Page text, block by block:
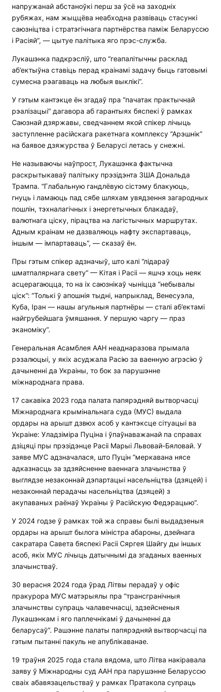
напружанай абстаноўкі перш за ўсё на заходніх
рубяжах, нам жыццёва неабходна развіваць стасункі
саюзніцтва і стратэгічнага партнёрства паміж Беларуссю
і Расіяй”, — цытуе палітыка яго прэс-служба.
Лукашэнка падкрэсліў, што “геапалітычны расклад
аб’ектыўна ставіць перад краінамі задачу быць гатовымі
сумесна рэагаваць на любыя выклікі”.
У гэтым кантэкце ён згадаў пра “пачатак практычнай
рэалізацыі” дагавора аб гарантыях бяспекі ў рамках
Саюзнай дзяржавы, сведчаннем якой спікер лічыць
заступленне расійскага ракетнага комплексу “Арэшнік”
на баявое дзяжурства ў Беларусі летась у снежні.
Не называючы наўпрост, Лукашэнка фактычна
раскрытыкаваў палітыку прэзідэнта ЗША Дональда
Трампа. “Глабальную гандлёвую сістэму блакуюць,
гнуць і ламаюць пад сябе шляхам увядзення загародных
пошлін, тэхналагічных і энергетычных блакадаў,
валютнага ціску, пірацтва на лагістычных маршрутах.
Адным краінам не дазваляюць нафту экспартаваць,
іншым — імпартаваць”, — сказаў ён.
Пры гэтым спікер адзначыў, што калі “лідараў
шматпалярнага свету” — Кітая і Расіі — яшчэ хоць неяк
асцерагаюцца, то на іх саюзнікаў чыніцца “небывалы
ціск”: “Толькі ў апошнія тыдні, напрыклад, Венесуэла,
Куба, Іран — нашы агульныя партнёры — сталі аб’ектамі
найгрубейшага ўмяшання. У першую чаргу — праз
эканоміку”.
Генеральная Асамблея ААН неаднаразова прымала
рэзалюцыі, у якіх асуджала Расію за ваенную агрэсію ў
дачыненні да Украіны, то бок за парушэнне
міжнароднага права.
17 сакавіка 2023 года палата папярэдняй вытворчасці
Міжнароднага крымінальнага суда (МУС) выдала
ордары на арышт дзвюх асоб у кантэксце сітуацыі ва
Украіне: Уладзіміра Пуціна і ўпаўнаважанай па справах
дзіцяці пры прэзідэнце Расіі Марыі Львовай-Бяловай. У
заяве МУС адзначалася, што Пуцін “меркавана нясе
адказнасць за здзяйсненне ваеннага злачынства ў
выглядзе незаконнай дэпартацыі насельніцтва (дзяцей) і
незаконнай перадачы насельніцтва (дзяцей) з
акупаваных раёнаў Украіны ў Расійскую Федэрацыю”.
У 2024 годзе ў рамках той жа справы былі выдадзеныя
ордары на арышт былога міністра абароны, дзейнага
сакратара Савета бяспекі Расіі Сяргея Шайгу ды іншых
асоб, якіх МУС лічыць датычнымі да згаданых ваенных
злачынстваў.
30 верасня 2024 года ўрад Літвы перадаў у офіс
пракурора МУС матэрыялы пра “трансгранічныя
злачынствы супраць чалавечнасці, здзейсненыя
Лукашэнкам і яго паплечнікамі ў дачыненні да
беларусаў”. Рашэнне палаты папярэдняй вытворчасці па
гэтым пытанні пакуль не апублікаванае.
19 траўня 2025 года стала вядома, што Літва накіравала
заяву ў Міжнародны суд ААН пра парушэнне Беларуссю
сваіх абавязацельстваў у рамках Пратакола супраць